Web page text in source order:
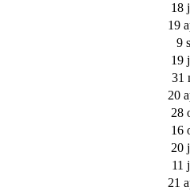
18
19
9
19
31
20
28
16
20
11
21